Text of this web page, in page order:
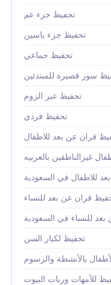
تحفيظ جزء عم
تحفيظ جزء ياسين
تحفيظ جماعي
سور قصيرة للمبتدئين
تحفيظ عبر الزوم
تحفيظ فردي
قران عن بعد للاطفال
غيرالناطقين بالعربيه
للاطفال في السعودية
قران عن بعد للنساء
للنساء في السعودية
تحفيظ لكبار السن
بالأنشطة والرسوم
للأمهات وربات البيوت